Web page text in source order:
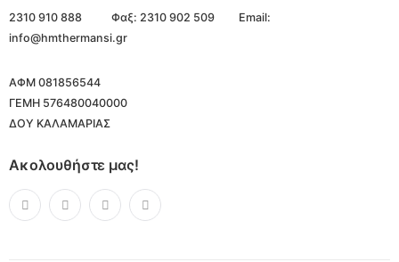
2310 910 888
Φαξ: 2310 902 509
Email:
info@hmthermansi.gr
ΑΦΜ 081856544
ΓΕΜΗ 576480040000
ΔΟΥ ΚΑΛΑΜΑΡΙΑΣ
Ακολουθήστε μας!